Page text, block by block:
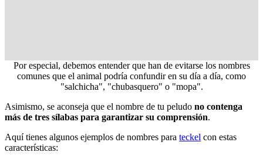
Por especial, debemos entender que han de evitarse los nombres
comunes que el animal podría confundir en su día a día, como
"salchicha", "chubasquero" o "mopa".
Asimismo, se aconseja que el nombre de tu peludo no contenga
más de tres sílabas para garantizar su comprensión.
Aquí tienes algunos ejemplos de nombres para teckel con estas
características: